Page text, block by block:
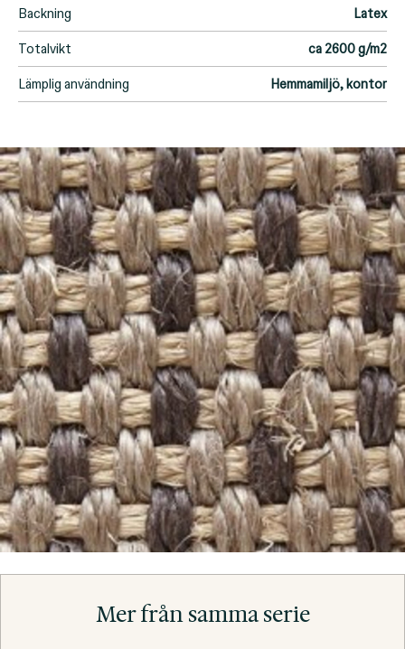
Backning Latex
Totalvikt ca 2600 g/m2
Lämplig användning Hemmamiljö, kontor
Mer från samma serie